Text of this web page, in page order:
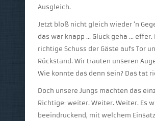
Ausgleich.
Jetzt bloß nicht gleich wieder ‘n
das war knapp … Glück geha … effer.
richtige Schuss der Gäste aufs Tor
Rückstand. Wir trauten unseren
Wie konnte das denn sein? Das tat
Doch unsere Jungs machten das
Richtige: weiter. Weiter. Weiter. Es
beeindruckend, mit welchem